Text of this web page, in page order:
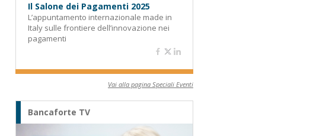
Il Salone dei Pagamenti 2025
L’appuntamento internazionale made in
Italy sulle frontiere dell’innovazione nei
pagamenti
Vai alla pagina Speciali Eventi
Bancaforte TV